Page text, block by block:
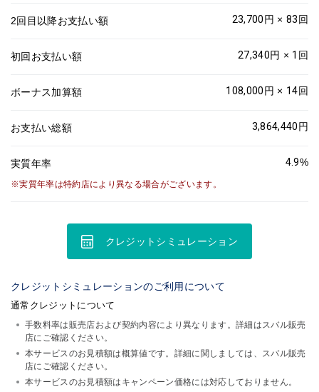
2回目以降お支払い額 23,700円 × 83回
初回お支払い額 27,340円 × 1 回
ボーナス加算額 108,000円 × 14回
お支払い総額 3,864,440円
実質年率 4.9%
実質年率は特約店により異なる場合がございます。
クレジットシミュレーション
クレジットシミュレーションのご利用について
通常クレジットについて
手数料率は販売店および契約内容により異なります。詳細はスバル販売
店にご確認ください。
本サービスのお見積額は概算値です。詳細に関しましては、スバル販売
店にご確認ください。
本サービスのお見積額はキャンペーン価格には対応しておりません。